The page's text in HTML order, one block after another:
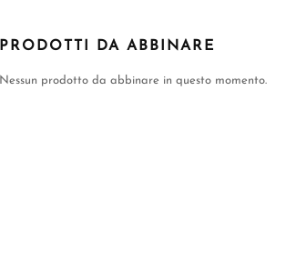
PRODOTTI DA ABBINARE
Nessun prodotto da abbinare in questo momento.